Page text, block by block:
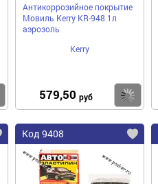
Купить
Антикоррозийное покрытие
Мовиль Kerry KR-948 1л
аэрозоль
Kerry
579,50 руб
Код 9408